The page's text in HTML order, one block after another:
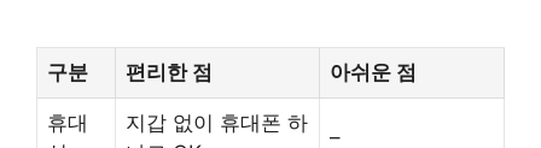
구분 편리한 점 아쉬운 점
휴대
지갑 없이 휴대폰 하
–